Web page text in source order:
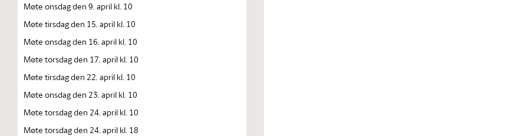
Møte onsdag den 9. april kl. 10
Møte tirsdag den 15. april kl. 10
Møte onsdag den 16. april kl. 10
Møte torsdag den 17. april kl. 10
Møte tirsdag den 22. april kl. 10
Møte onsdag den 23. april kl. 10
Møte torsdag den 24. april kl. 10
Møte torsdag den 24. april kl. 18